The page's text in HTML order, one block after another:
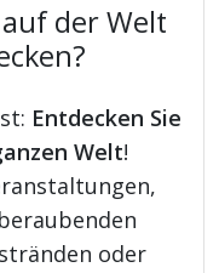
der Welt
Entdecken Sie
Welt!
oder